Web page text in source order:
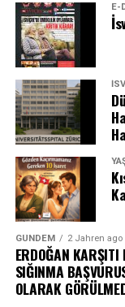
E-
GÜNDEM 2 Jahren ago
ERDOĞAN
SIĞINMA
OLARAK